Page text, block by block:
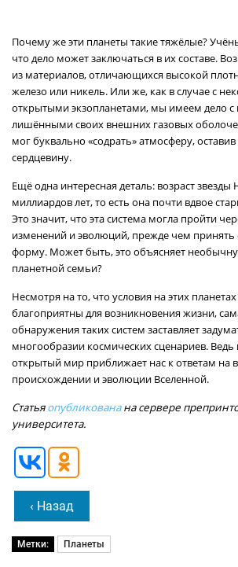
Почему же эти планеты такие тяжёлые?
что дело может заключаться в их составе.
из материалов, отличающихся высокой
железо или никель. Или же, как в случае с
открытыми экзопланетами, мы имеем дело с
лишёнными своих внешних газовых
мог буквально «содрать» атмосферу,
сердцевину.
Ещё одна интересная деталь: возраст звезды
миллиардов лет, то есть она почти вдвое
Это значит, что эта система могла пройти
изменений и эволюций, прежде чем
форму. Может быть, это объясняет
планетной семьи?
Несмотря на то, что условия на этих
благоприятны для возникновения жизни,
обнаружения таких систем заставляет
многообразии космических сценариев.
открытый мир приближает нас к ответам на
происхождении и эволюции Вселенной.
Статьяопубликованана сервере
университета.
‹ Назад
Метки: Планеты